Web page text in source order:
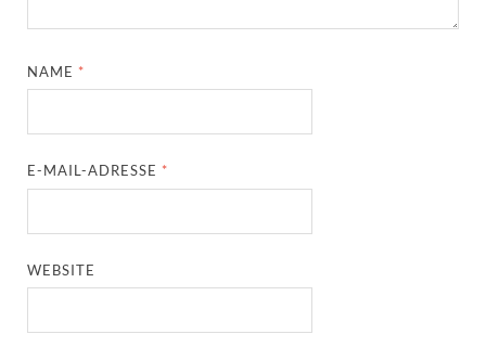
NAME *
E-MAIL-ADRESSE *
WEBSITE